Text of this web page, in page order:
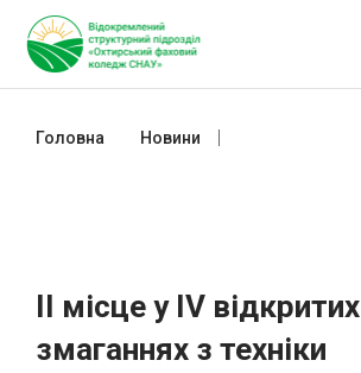
content
Головна Новини
ІІ місце у ІV відкритих
змаганнях з техніки